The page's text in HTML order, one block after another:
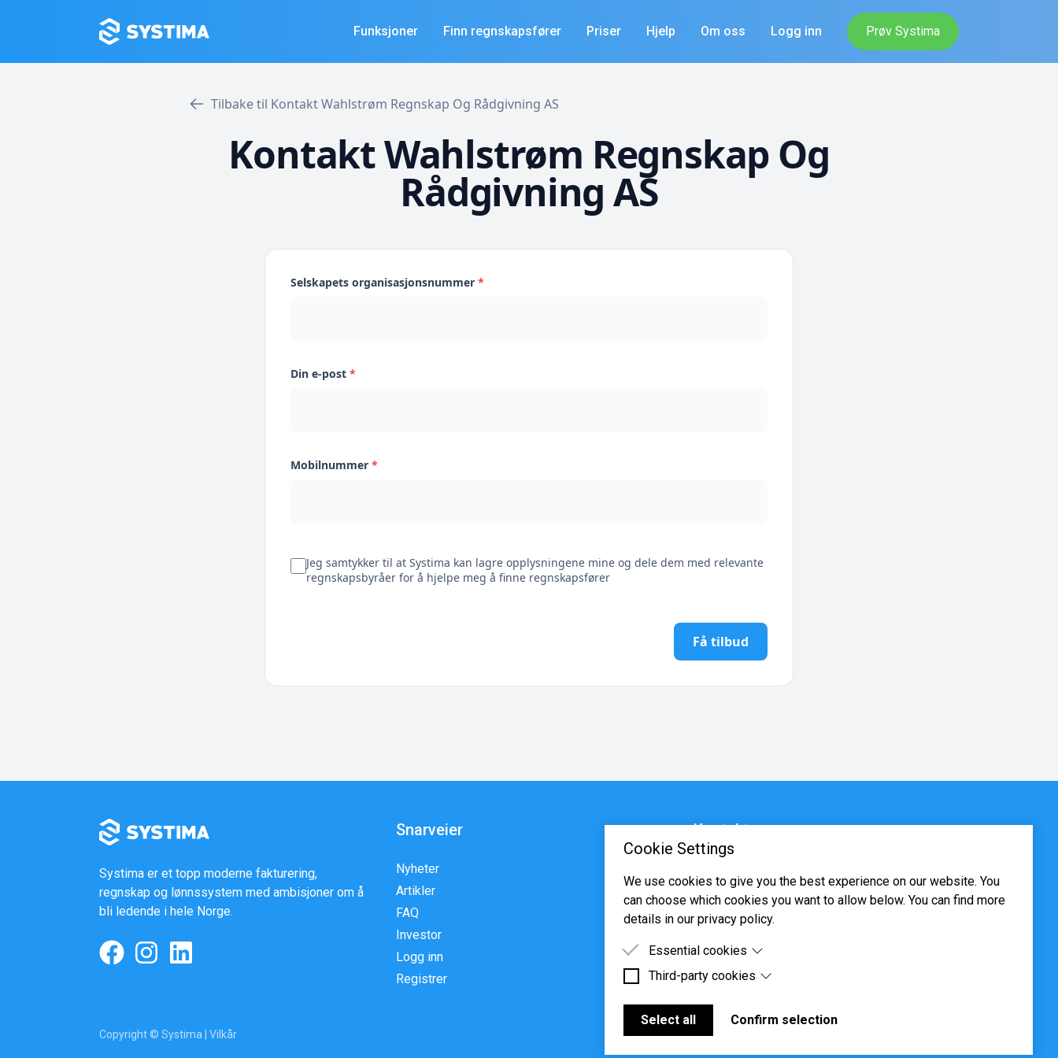
Funksjoner Finn regnskapsfører Priser Hjelp Om oss Logg inn Prøv Systima
Tilbake til Kontakt Wahlstrøm Regnskap Og Rådgivning AS
Kontakt Wahlstrøm Regnskap Og
Rådgivning AS
Selskapets organisasjonsnummer *
Din e-post *
Mobilnummer *
Jeg samtykker til at Systima kan lagre opplysningene mine og dele dem med relevante
regnskapsbyråer for å hjelpe meg å finne regnskapsfører
Få tilbud
Cookie Settings
We use cookies to give you the best experience on our website. You
can choose which cookies you want to allow below. You can find more
details in our privacy policy.
Essential cookies
Essential cookies are cookies that are needed for the proper
Third-party cookies
Third-party cookies are cookies set by third-party software to enable
features such as Google Maps.
Select all Confirm selection
Systima er et topp moderne fakturering,
regnskap og lønnssystem med ambisjoner om å
bli ledende i hele Norge.
Snarveier
Nyheter
Artikler
FAQ
Investor
Logg inn
Registrer
Kontakt
post@systima.no
www.systima.no
Copyright © Systima | Vilkår